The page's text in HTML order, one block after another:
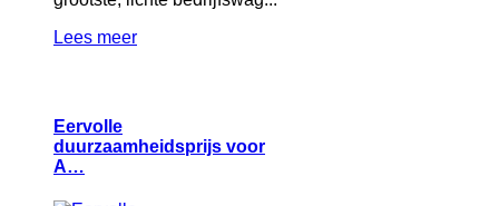
Lees meer
Eervolle
duurzaamheidsprijs voor
A…